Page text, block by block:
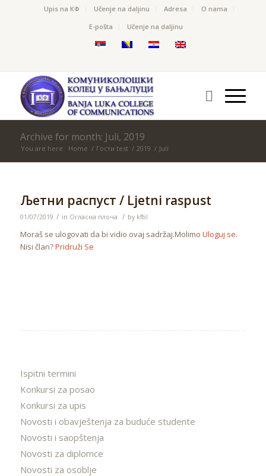
Upis na КФ Učenje na daljinu Adresa
O nama
Е-pošta
Učenje na daljinu
Archive for month: Juli, 2019
You are here: Home / Гости test / 2019 / Juli
Љетни распуст / Ljetni raspust
01/07/2019 / in Огласна плоча / by kfbl
Moraš se ulogovati da bi vidio ovaj sadržaj.Molimo Uloguj se.
Nisi član?Pridruži Se
Ispitni termini
Konkursi za posao
Konkursi za upis
Novosti i obavještenja za buduće studente
Novosti i saopštenja
Novosti za diplomce
Novosti za osoblje